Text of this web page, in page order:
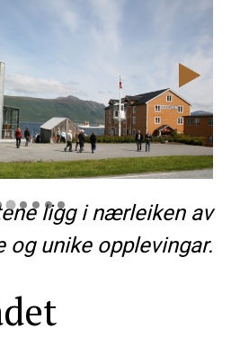
ligg i nærleiken av
og unike opplevingar.